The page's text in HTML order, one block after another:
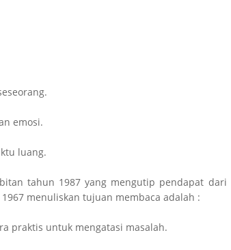
emosi.
luang.
tahun 1987 yang mengutip pendapat dari
menuliskan tujuan membaca adalah :
praktis untuk mengatasi masalah.